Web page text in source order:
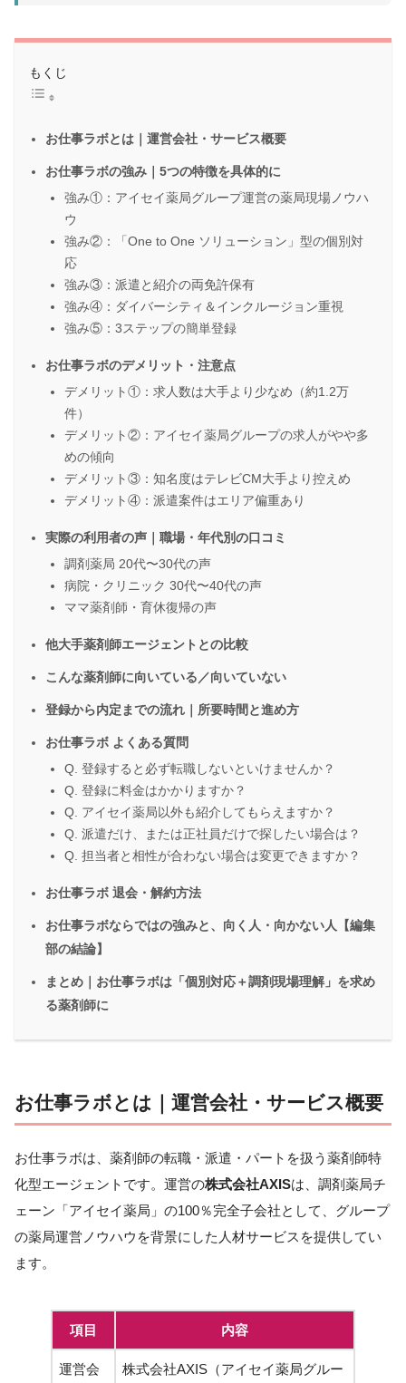
もくじ
お仕事ラボとは｜運営会社・サービス概要
お仕事ラボの強み｜5つの特徴を具体的に
強み①：アイセイ薬局グループ運営の薬局現場ノウハ
ウ
強み②：「One to One ソリューション」型の個別対
応
強み③：派遣と紹介の両免許保有
強み④：ダイバーシティ＆インクルージョン重視
強み⑤：3ステップの簡単登録
お仕事ラボのデメリット・注意点
デメリット①：求人数は大手より少なめ（約1.2万
件）
デメリット②：アイセイ薬局グループの求人がやや多
めの傾向
デメリット③：知名度はテレビCM大手より控えめ
デメリット④：派遣案件はエリア偏重あり
実際の利用者の声｜職場・年代別の口コミ
調剤薬局 20代〜30代の声
病院・クリニック 30代〜40代の声
ママ薬剤師・育休復帰の声
他大手薬剤師エージェントとの比較
こんな薬剤師に向いている／向いていない
登録から内定までの流れ｜所要時間と進め方
お仕事ラボ よくある質問
Q. 登録すると必ず転職しないといけませんか？
Q. 登録に料金はかかりますか？
Q. アイセイ薬局以外も紹介してもらえますか？
Q. 派遣だけ、または正社員だけで探したい場合は？
Q. 担当者と相性が合わない場合は変更できますか？
お仕事ラボ 退会・解約方法
お仕事ラボならではの強みと、向く人・向かない人【編集
部の結論】
まとめ｜お仕事ラボは「個別対応＋調剤現場理解」を求め
る薬剤師に
お仕事ラボとは｜運営会社・サービス概要
お仕事ラボは、薬剤師の転職・派遣・パートを扱う薬剤師特
化型エージェントです。運営の株式会社AXISは、調剤薬局チ
ェーン「アイセイ薬局」の100％完全子会社として、グループ
の薬局運営ノウハウを背景にした人材サービスを提供してい
ます。
項目 内容
運営会 株式会社AXIS（アイセイ薬局グルー